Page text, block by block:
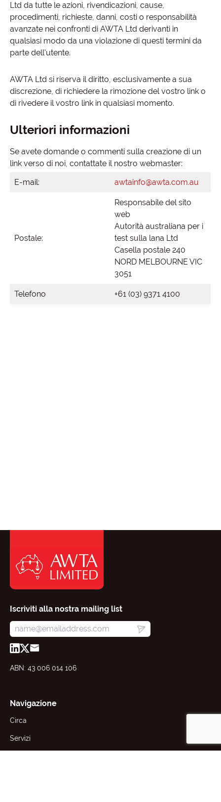
Ltd da tutte le azioni, rivendicazioni, cause,
procedimenti, richieste, danni, costi o responsabilità
avanzate nei confronti di AWTA Ltd derivanti in
qualsiasi modo da una violazione di questi termini da
parte dell'utente.
AWTA Ltd si riserva il diritto, esclusivamente a sua
discrezione, di richiedere la rimozione del vostro link o
di rivedere il vostro link in qualsiasi momento.
Ulteriori informazioni
Se avete domande o commenti sulla creazione di un
link verso di noi, contattate il nostro webmaster:
E-mail:
awtainfo@awta.com.au
Postale:
Responsabile del sito
web
Autorità australiana per i
test sulla lana Ltd
Casella postale 240
NORD MELBOURNE VIC
3051
Telefono +61 (03) 9371 4100
Iscriviti alla nostra mailing list
ABN: 43 006 014 106
Navigazione
Circa
Servizi